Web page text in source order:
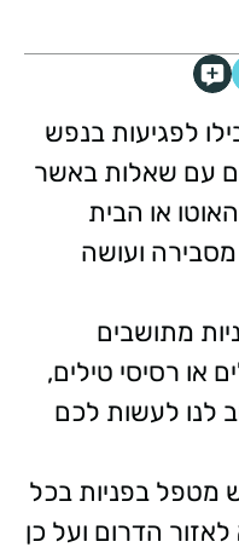
לפגיעות בנפש
עם שאלות באשר
או הבית
מסבירה ועושה
מתושבים
או רסיסי טילים,
לנו לעשות לכם
מטפל בפניות בכל
הדרום ועל כן